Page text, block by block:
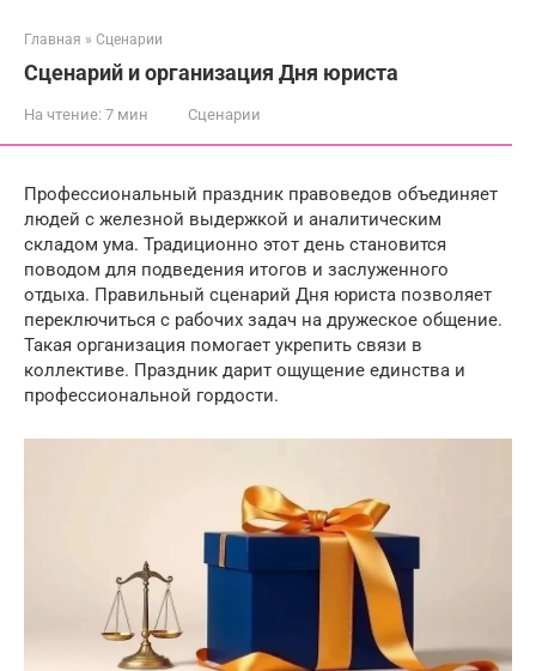
Главная » Сценарии
Сценарий и организация Дня юриста
На чтение: 7 мин Сценарии
Профессиональный праздник правоведов объединяет
людей с железной выдержкой и аналитическим
складом ума. Традиционно этот день становится
поводом для подведения итогов и заслуженного
отдыха. Правильный сценарий Дня юриста позволяет
переключиться с рабочих задач на дружеское общение.
Такая организация помогает укрепить связи в
коллективе. Праздник дарит ощущение единства и
профессиональной гордости.